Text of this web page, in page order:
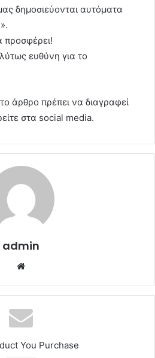
δημοσιεύονται αυτόματα
προσφέρει!
ευθύνη για το
άρθρο πρέπει να διαγραφεί
στα social media.
admin
You Purchase